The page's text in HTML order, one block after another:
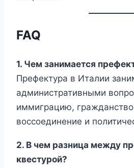
FAQ
1. Чем занимается
Префектура в Италии
административными
иммиграцию,
воссоединение и
2. В чем разница между
квестурой?